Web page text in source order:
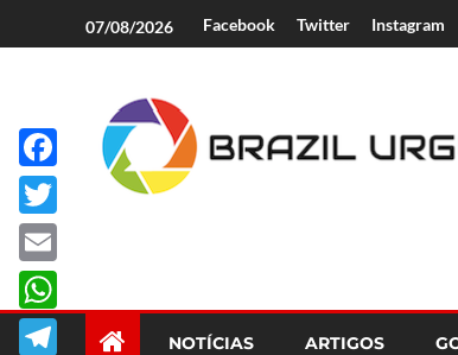
07/08/2026 Facebook Twitter Instagram
NOTÍCIAS ARTIGOS
Facebook
Twitter
Email
WhatsApp